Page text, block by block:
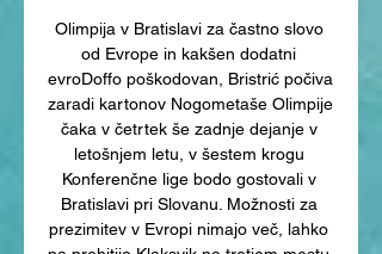
Olimpija v Bratislavi za častno slovo
od Evrope in kakšen dodatni
evroDoffo poškodovan, Bristrić počiva
zaradi kartonov Nogometaše Olimpije
čaka v četrtek še zadnje dejanje v
letošnjem letu, v šestem krogu
Konferenčne lige bodo gostovali v
Bratislavi pri Slovanu. Možnosti za
prezimitev v Evropi nimajo več, lahko